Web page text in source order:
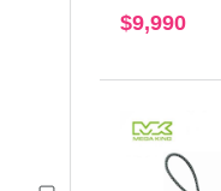
$9,990